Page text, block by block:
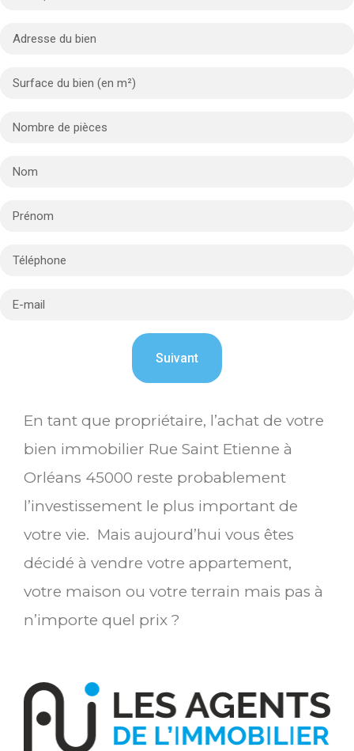
En tant que propriétaire, l’achat de votre
bien immobilier Rue Saint Etienne à
Orléans 45000 reste probablement
l’investissement le plus important de
votre vie. Mais aujourd’hui vous êtes
décidé à vendre votre appartement,
votre maison ou votre terrain mais pas à
n’importe quel prix ?